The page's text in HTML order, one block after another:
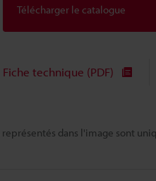
dans l'image sont
Télécharger le catalogue
Fiche technique (PDF)